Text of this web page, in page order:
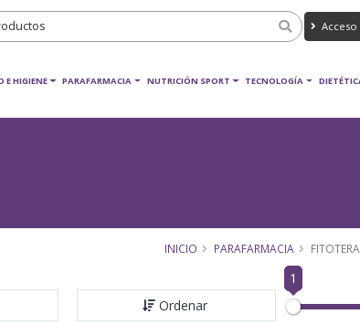
E HIGIENE PARAFARMACIA NUTRICIÓN SPORT TECNOLOGÍA
INICIO PARAFARMACIA
Ordenar
1